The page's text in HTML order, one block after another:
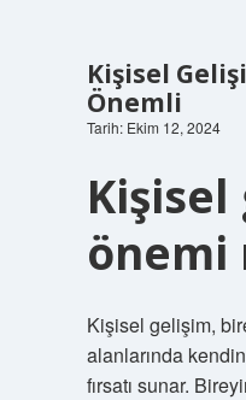
Kişisel
Önemli
Tarih: Ekim 12, 2024
önemi
Kişisel gelişim,
alanlarında
fırsatı sunar.